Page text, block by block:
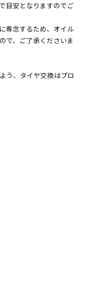
目安となりますのでご
専念するため、オイル
で、ご了承くださいま
う、タイヤ交換はプロ